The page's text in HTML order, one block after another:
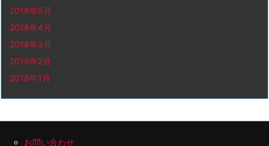
2018年5月
2018年4月
2018年3月
2018年2月
2018年1月
お問い合わせ